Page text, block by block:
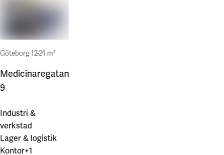
Göteborg·12-24 m²
Medicinaregatan
9
Industri &
verkstad
Lager & logistik
Kontor+1